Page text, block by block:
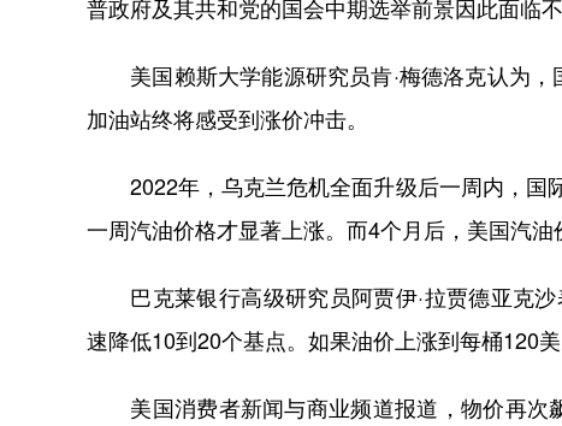
普政府及其共和党的国会中期选举前景因此面临不
美国赖斯大学能源研究员肯·梅德洛克认为，
加油站终将感受到涨价冲击。
2022年，乌克兰危机全面升级后一周内，国
一周汽油价格才显著上涨。而4个月后，美国汽油
巴克莱银行高级研究员阿贾伊·拉贾德亚克沙
速降低10到20个基点。如果油价上涨到每桶120
美国消费者新闻与商业频道报道，物价再次